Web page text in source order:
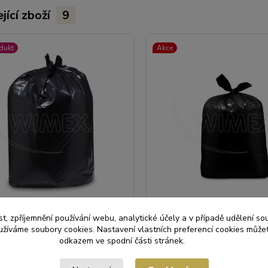
zboží 9
odpadky černý 100x125cm,
pro domácnosti, kanceláře,
Akce
Pytel na odpadky černý
l [25 ks]
litrů vhodné pro domácnosti,
zpříjemnění používání webu, analytické účely a v případě udělení
soubory cookies. Nastavení vlastních preferencí cookies
odkazem ve spodní části stránek.